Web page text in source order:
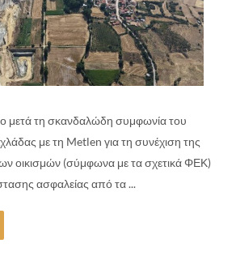
μετά τη σκανδαλώδη συμφωνία του
με τη Metlen για τη συνέχιση της
οικισμών (σύμφωνα με τα σχετικά ΦΕΚ)
ασφαλείας από τα ...